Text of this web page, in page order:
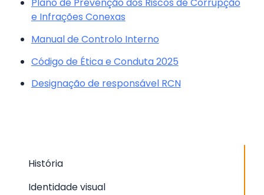
História
Identidade visual
Plano de Prevenção dos Riscos de Corrupção
e Infrações Conexas
Manual de Controlo Interno
Código de Ética e Conduta 2025
Designação de responsável RCN